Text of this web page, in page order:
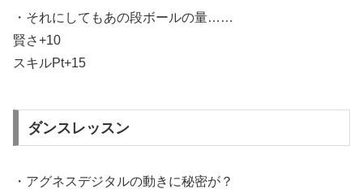
・それにしてもあの段ボールの量……
賢さ+10
スキルPt+15
ダンスレッスン
・アグネスデジタルの動きに秘密が？